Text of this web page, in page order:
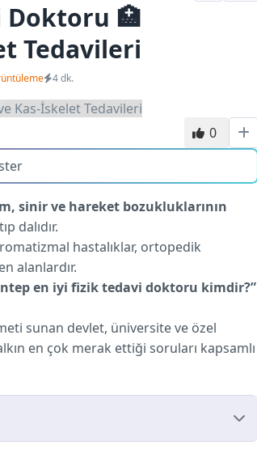
Doktoru 🏥
Tedavileri
4 dk.
0
sinir ve hareket bozukluklarının
dalıdır.
hastalıklar, ortopedik
alanlardır.
en iyi fizik tedavi doktoru kimdir?”
sunan devlet, üniversite ve özel
en çok merak ettiği soruları kapsamlı